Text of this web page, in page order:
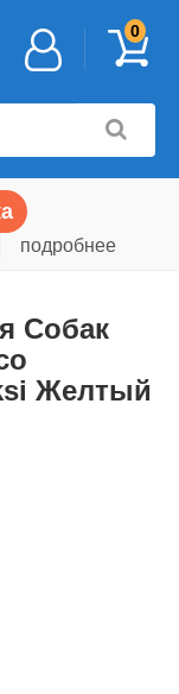
0
подробнее
Собак
Желтый